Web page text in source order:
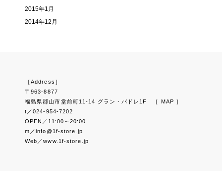
2015年1月
2014年12月
［Address］
〒963-8877
福島県郡山市堂前町11-14 グラン・パドレ1F
［ MAP ］
t／024-954-7202
OPEN／11:00～20:00
m／info@1f-store.jp
Web／www.1f-store.jp